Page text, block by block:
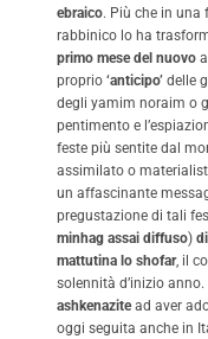
ebraico. Più che in una
rabbinico lo ha
primo mese del nuovo
proprio ‘anticipo’ delle
degli yamim noraim o
pentimento e
feste più sentite dal
assimilato o
un affascinante
pregustazione di tali
minhag assai diffuso)
mattutina lo shofar, il
solennità d’inizio
ashkenazitead aver
oggi seguita anche in